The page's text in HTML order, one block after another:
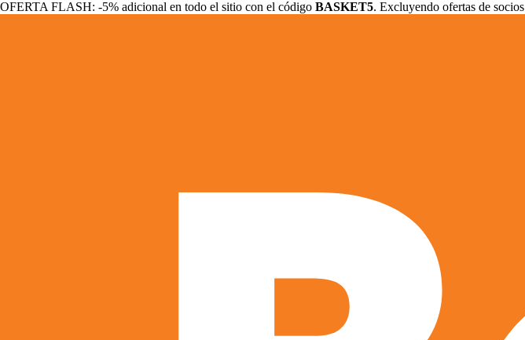
OFERTA FLASH: -5% adicional en todo el sitio con el código BASKET5. Excluyendo ofertas de socios